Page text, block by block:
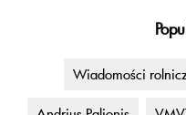
Wiadomości